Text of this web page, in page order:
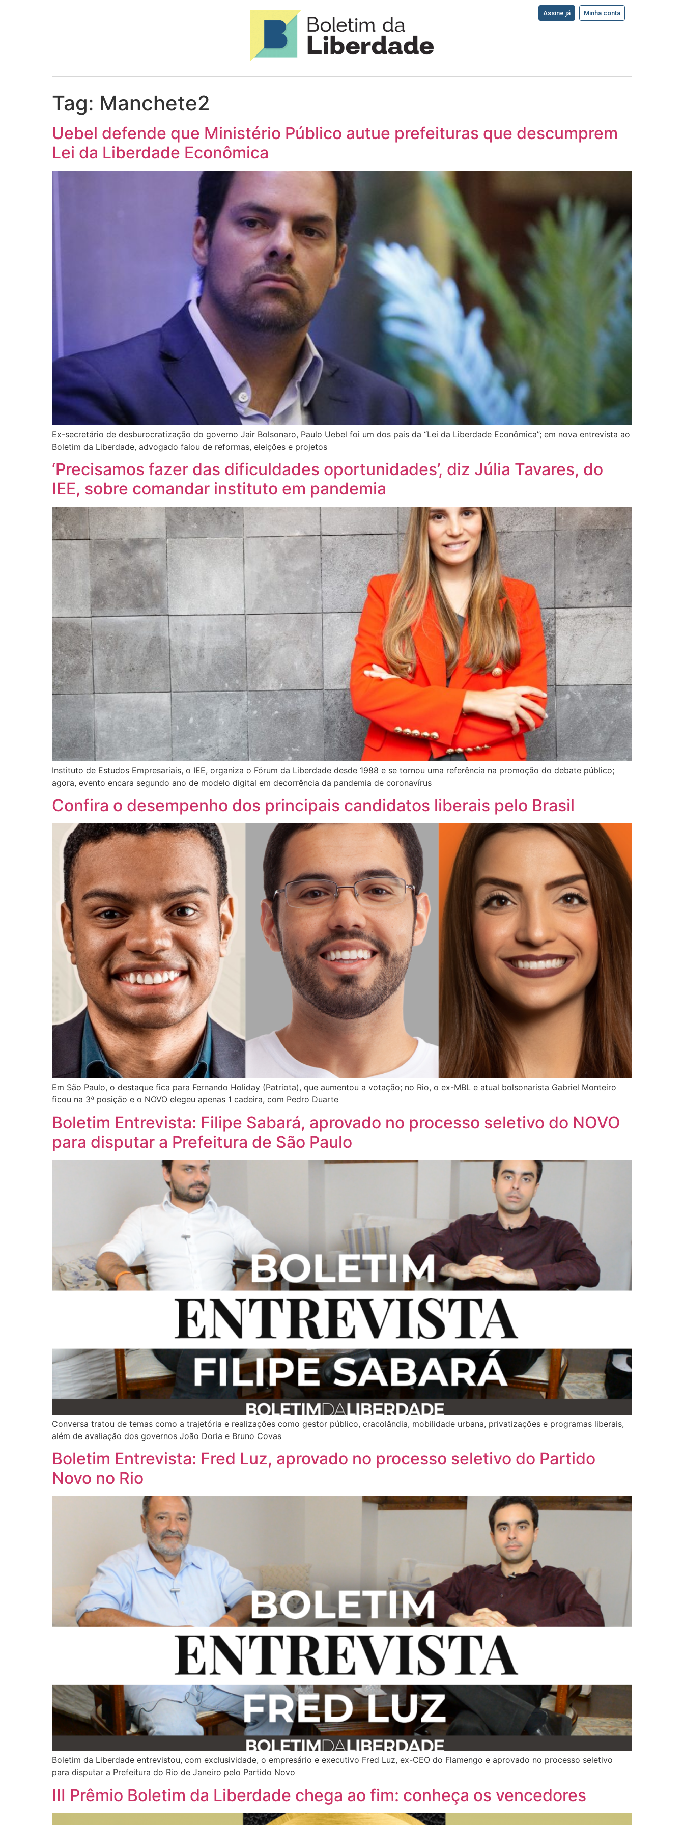
Assine já Minha conta
Tag: Manchete2
Uebel defende que Ministério Público autue prefeituras que descumprem
Lei da Liberdade Econômica
Ex-secretário de desburocratização do governo Jair Bolsonaro, Paulo Uebel foi um dos pais da “Lei da Liberdade Econômica”; em nova entrevista ao
Boletim da Liberdade, advogado falou de reformas, eleições e projetos
‘Precisamos fazer das dificuldades oportunidades’, diz Júlia Tavares, do
IEE, sobre comandar instituto em pandemia
Instituto de Estudos Empresariais, o IEE, organiza o Fórum da Liberdade desde 1988 e se tornou uma referência na promoção do debate público;
agora, evento encara segundo ano de modelo digital em decorrência da pandemia de coronavírus
Confira o desempenho dos principais candidatos liberais pelo Brasil
Em São Paulo, o destaque fica para Fernando Holiday (Patriota), que aumentou a votação; no Rio, o ex-MBL e atual bolsonarista Gabriel Monteiro
ficou na 3ª posição e o NOVO elegeu apenas 1 cadeira, com Pedro Duarte
Boletim Entrevista: Filipe Sabará, aprovado no processo seletivo do NOVO
para disputar a Prefeitura de São Paulo
Conversa tratou de temas como a trajetória e realizações como gestor público, cracolândia, mobilidade urbana, privatizações e programas liberais,
além de avaliação dos governos João Doria e Bruno Covas
Boletim Entrevista: Fred Luz, aprovado no processo seletivo do Partido
Novo no Rio
Boletim da Liberdade entrevistou, com exclusividade, o empresário e executivo Fred Luz, ex-CEO do Flamengo e aprovado no processo seletivo
para disputar a Prefeitura do Rio de Janeiro pelo Partido Novo
III Prêmio Boletim da Liberdade chega ao fim: conheça os vencedores